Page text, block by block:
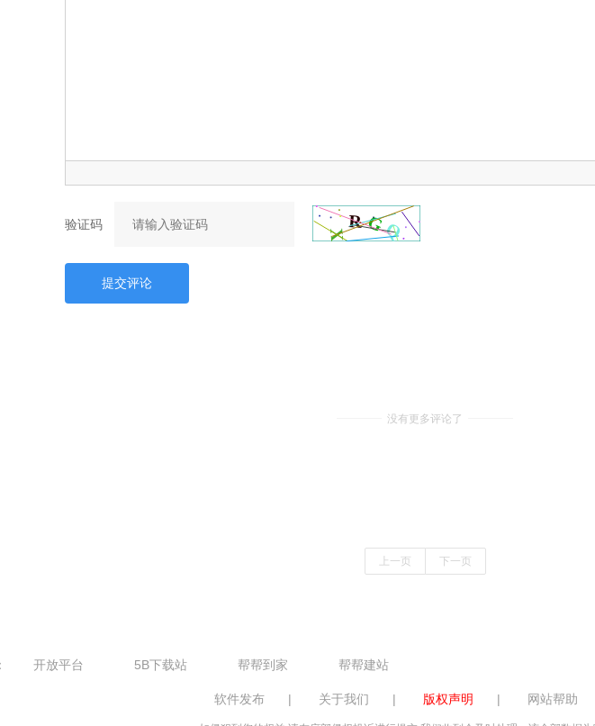
验证码
提交评论
没有更多评论了
上一页 下一页
开放平台 5B下载站 帮帮到家 帮帮建站
软件发布 | 关于我们 | 版权声明 | 网站帮助